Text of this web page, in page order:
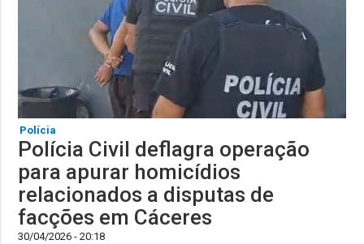
Polícia
Polícia Civil deflagra operação
para apurar homicídios
relacionados a disputas de
facções em Cáceres
30/04/2026 - 20:18